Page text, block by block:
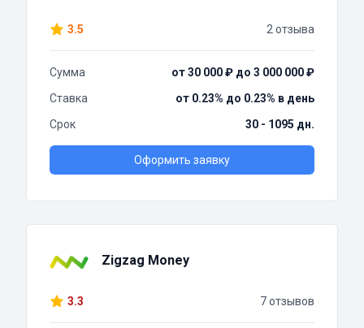
3.5 2 отзыва
Сумма
от 30 000 ₽ до 3 000 000 ₽
Ставка
от 0.23% до 0.23% в день
Срок
30 - 1095 дн.
Оформить заявку
Zigzag Money
3.3 7 отзывов